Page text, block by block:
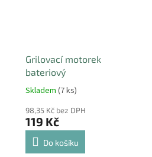
Grilovací motorek
bateriový
Skladem (7 ks)
98,35 Kč bez DPH
119 Kč
Do košíku